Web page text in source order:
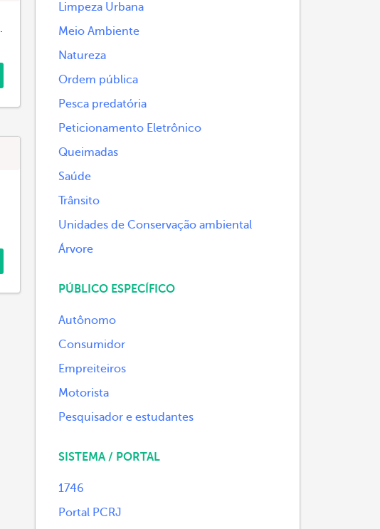
Limpeza Urbana
Meio Ambiente
Natureza
Ordem pública
Pesca predatória
Peticionamento Eletrônico
Queimadas
Saúde
Trânsito
Unidades de Conservação ambiental
Árvore
PÚBLICO ESPECÍFICO
Autônomo
Consumidor
Empreiteiros
Motorista
Pesquisador e estudantes
SISTEMA / PORTAL
1746
Portal PCRJ